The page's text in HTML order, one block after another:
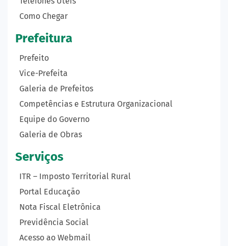
Como Chegar
Prefeitura
Prefeito
Vice-Prefeita
Galeria de Prefeitos
Competências e Estrutura Organizacional
Equipe do Governo
Galeria de Obras
Serviços
ITR – Imposto Territorial Rural
Portal Educação
Nota Fiscal Eletrônica
Previdência Social
Acesso ao Webmail